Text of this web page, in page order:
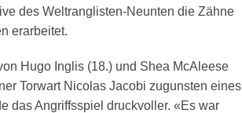
des Weltranglisten-Neunten die Zähne
erarbeitet.
Hugo Inglis (18.) und Shea McAleese
Torwart Nicolas Jacobi zugunsten eines
das Angriffsspiel druckvoller. «Es war